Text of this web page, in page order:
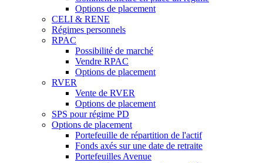
Options de placement
CELI & RENE
Régimes personnels
RPAC
Possibilité de marché
Vendre RPAC
Options de placement
RVER
Vente de RVER
Options de placement
SPS pour régime PD
Options de placement
Portefeuille de répartition de l'actif
Fonds axés sur une date de retraite
Portefeuilles Avenue